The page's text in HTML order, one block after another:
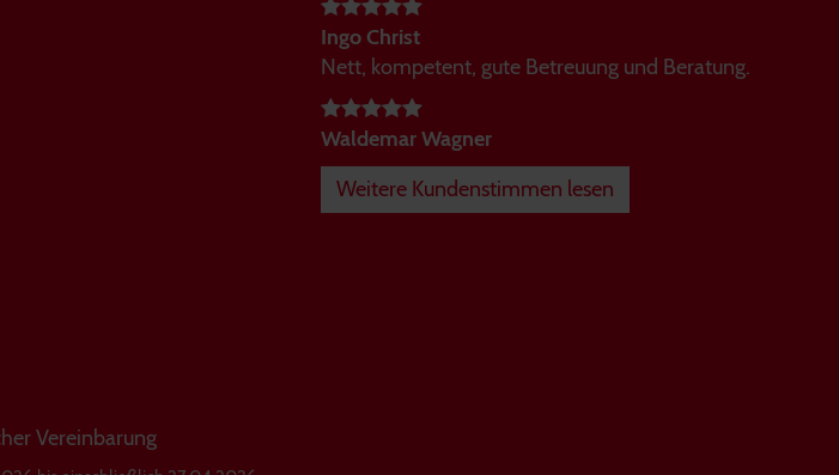
Vereinbarung
Ingo Christ
Nett, kompetent, gute Betreuung und Beratung.
Waldemar Wagner
Weitere Kundenstimmen lesen